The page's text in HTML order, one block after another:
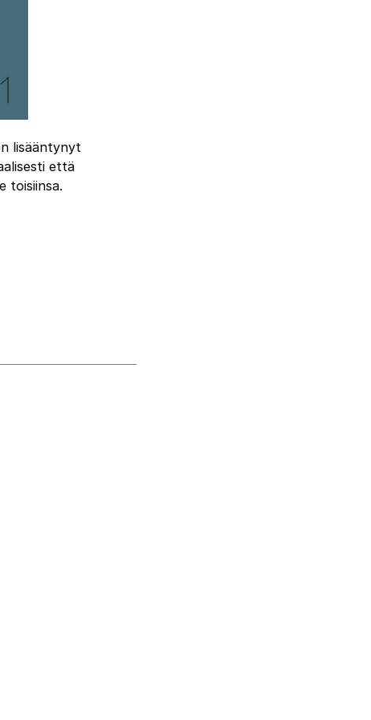
lisääntynyt
että
toisiinsa.